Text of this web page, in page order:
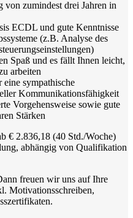
von zumindest drei Jahren in
ECDL und gute Kenntnisse
(z.B. Analyse des
Spaß und es fällt Ihnen leicht,
arbeiten
sympathische
Kommunikationsfähigkeit
Vorgehensweise sowie gute
Stärken
€ 2.836,18 (40 Std./Woche)
abhängig von Qualifikation
freuen wir uns auf Ihre
Motivationsschreiben,